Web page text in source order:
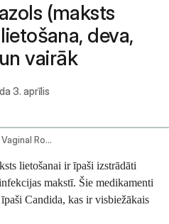
(maksts
deva,
vairāk
3. aprīlis
Antifungal Azole Vaginal Route
lietošanai ir īpaši izstrādāti
makstī. Šie medikamenti
Candida, kas ir visbiežākais